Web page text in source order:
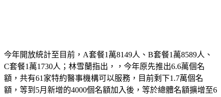
今年開放統計至目前，A套餐1萬8149人、B套餐1萬8589人、
C套餐1萬1730人；林雪蘭指出，，今年原先推出6.6萬個名
額，共有61家特約醫事機構可以服務，目前剩下1.7萬個名
額，等到5月新增的4000個名額加入後，等於總體名額擴增至6